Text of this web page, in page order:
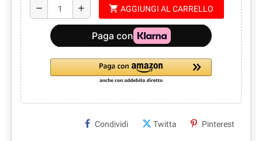
remove add shopping_cart AGGIUNGI AL CARRELLO
Condividi Twitta Pinterest